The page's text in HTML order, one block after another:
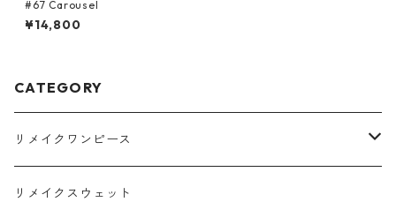
#67 Carousel
¥14,800
CATEGORY
リメイクワンピース
Tシャツ
リメイクスウェット